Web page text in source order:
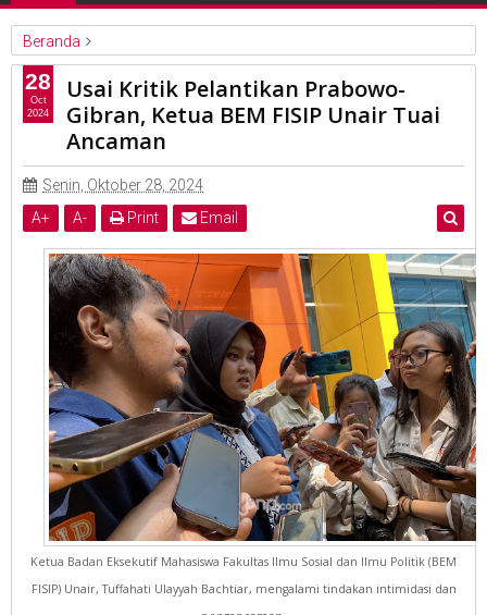
Beranda
nasional
Usai Kritik Pelantikan Prabowo-Gibran, Ketua BEM FISIP Unair
Tuai Ancaman
Usai Kritik Pelantikan Prabowo-
Gibran, Ketua BEM FISIP Unair Tuai
Ancaman
Senin, Oktober 28, 2024
A+ A- Print Email
Ketua Badan Eksekutif Mahasiswa Fakultas Ilmu Sosial dan Ilmu Politik (BEM
FISIP) Unair, Tuffahati Ulayyah Bachtiar, mengalami tindakan intimidasi dan
28
Oct
2024